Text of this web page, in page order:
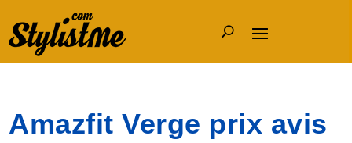
Amazfit Verge prix avis